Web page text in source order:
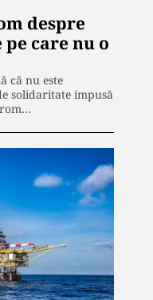
despre
care nu o
că nu este
solidaritate impusă